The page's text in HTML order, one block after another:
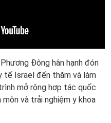
Đông hân hạnh đón
tế Israel đến thăm và làm
mở rộng hợp tác quốc
và trải nghiệm y khoa